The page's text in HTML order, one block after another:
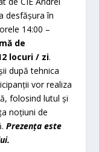
desfășura în
14:00 –
de
locuri / zi.
după tehnica
vor realiza
folosind lutul și
noțiuni de
Prezența este